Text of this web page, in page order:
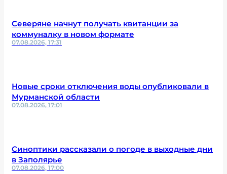
Северяне начнут получать квитанции за
коммуналку в новом формате
07.08.2026, 17:31
Новые сроки отключения воды опубликовали в
Мурманской области
07.08.2026, 17:01
Синоптики рассказали о погоде в выходные дни
в Заполярье
07.08.2026, 17:00